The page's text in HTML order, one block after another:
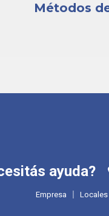
Métodos
ayuda?
Empresa Locales